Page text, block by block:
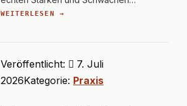
WEITERLESEN →
Veröffentlicht:
7. Juli
2026Kategorie: Praxis